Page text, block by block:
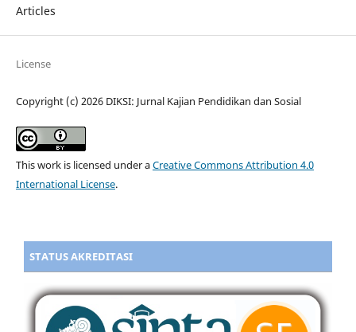
Articles
License
Copyright (c) 2026 DIKSI: Jurnal Kajian Pendidikan dan Sosial
This work is licensed under aCreative Commons Attribution 4.0
International License.
STATUS AKREDITASI